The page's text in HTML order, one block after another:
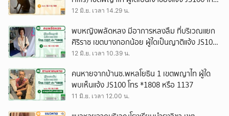
*1808 หรือ 1137
12 มิ.ย. เวลา 14.29 น.
พบหญิงพลัดหลง มีอาการหลงลืม ที่บริเวณแยก
ศิริราช เขตบางกอกน้อย ผู้ใดเป็นญาติแจ้ง JS100
โทร *1808 หรือ 1137
12 มิ.ย. เวลา 10.39 น.
คนหายจากบ้านซ.พหลโยธิน 1 เขตพญาไท ผู้ใด
พบเห็นแจ้ง JS100 โทร *1808 หรือ 1137
11 มิ.ย. เวลา 12.00 น.